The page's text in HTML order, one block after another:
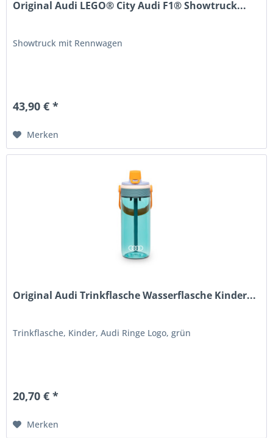
Original Audi LEGO® City Audi F1® Showtruck...
Showtruck mit Rennwagen
43,90 € *
Merken
Original Audi Trinkflasche Wasserflasche Kinder...
Trinkflasche, Kinder, Audi Ringe Logo, grün
20,70 € *
Merken